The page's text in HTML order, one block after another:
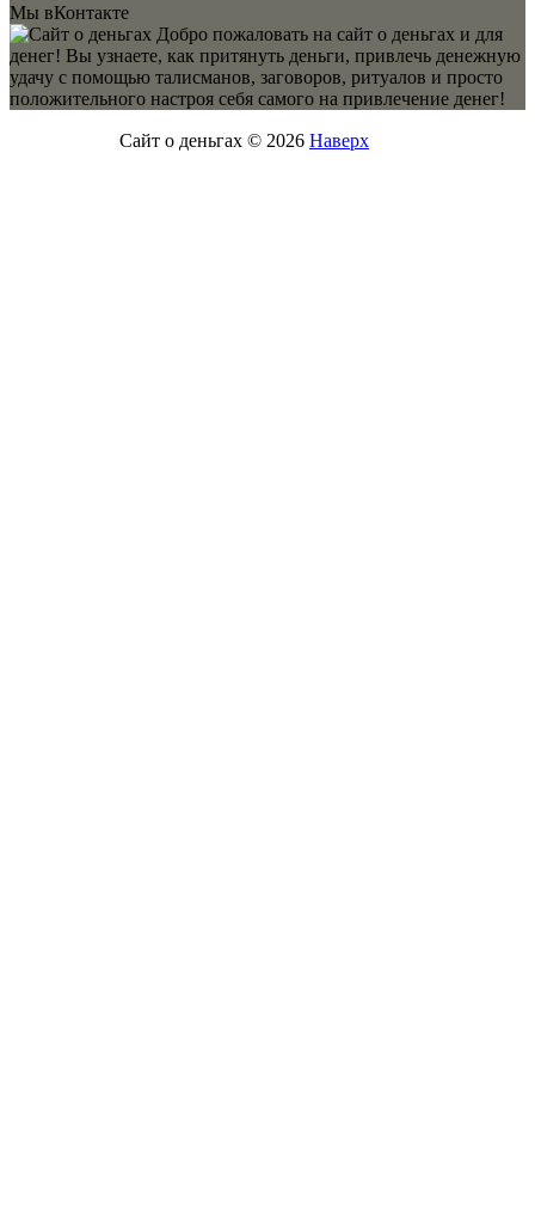
Мы вКонтакте
Добро пожаловать на сайт о деньгах и для
денег! Вы узнаете, как притянуть деньги, привлечь денежную
удачу с помощью талисманов, заговоров, ритуалов и просто
положительного настроя себя самого на привлечение денег!
Сайт о деньгах © 2026 Наверх